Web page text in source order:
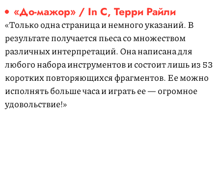
«До-мажор» / In C, Терри Райли
«Только одна страница и немного указаний. В
результате получается пьеса со множеством
различных интерпретаций. Она написана для
любого набора инструментов и состоит лишь из 53
коротких повторяющихся фрагментов. Ее можно
исполнять больше часа и играть ее — огромное
удовольствие!»